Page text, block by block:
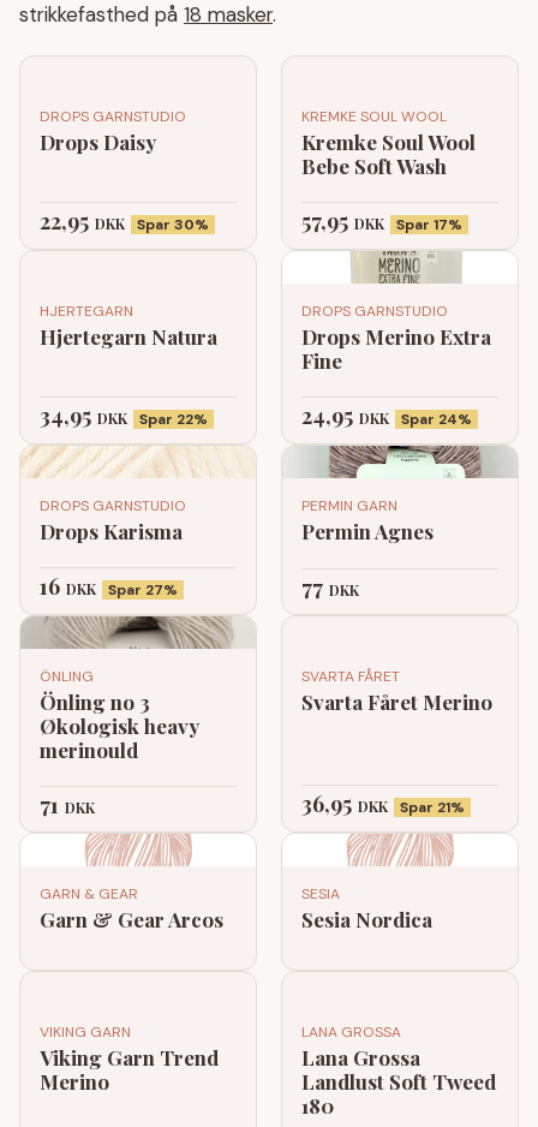
strikkefasthed på 18 masker.
DROPS GARNSTUDIO
Drops Daisy
22,95 DKK Spar 30%
KREMKE SOUL WOOL
Kremke Soul Wool
Bebe Soft Wash
57,95 DKK Spar 17%
HJERTEGARN
Hjertegarn Natura
34,95 DKK Spar 22%
DROPS GARNSTUDIO
Drops Merino Extra
Fine
24,95 DKK Spar 24%
DROPS GARNSTUDIO
Drops Karisma
16 DKK Spar 27%
PERMIN GARN
Permin Agnes
77 DKK
ÖNLING
Önling no 3
Økologisk heavy
merinould
71 DKK
SVARTA FÅRET
Svarta Fåret Merino
36,95 DKK Spar 21%
GARN & GEAR
Garn & Gear Arcos
SESIA
Sesia Nordica
VIKING GARN
Viking Garn Trend
Merino
LANA GROSSA
Lana Grossa
Landlust Soft Tweed
180